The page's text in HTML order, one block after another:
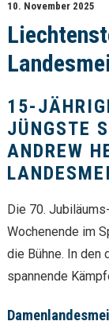
10. November 2025
15-
JÜNGSTE
ANDREW
Die 70.
Wochenende im
die Bühne. In den
spannende